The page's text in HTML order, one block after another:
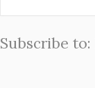
Subscribe to: